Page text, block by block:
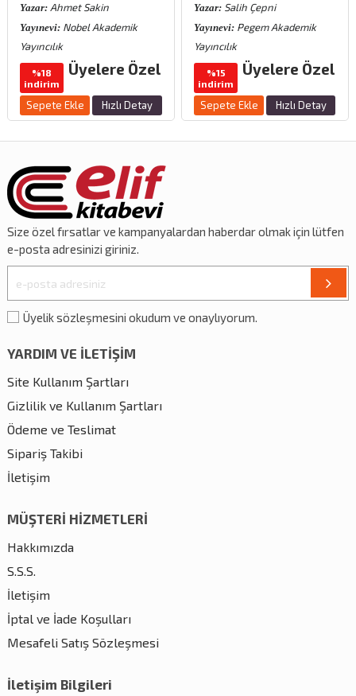
Yazar: Ahmet Sakin
Yayınevi: Nobel Akademik
Yayıncılık
%18
indirim
Üyelere Özel
Sepete Ekle Hızlı Detay
Yazar: Salih Çepni
Yayınevi: Pegem Akademik
Yayıncılık
%15
indirim
Üyelere Özel
Sepete Ekle Hızlı Detay
Size özelfırsatlarve kampanyalardan haberdar olmak için lütfen
e-posta adresinizi giriniz.
Üyelik sözleşmesini okudum ve onaylıyorum.
YARDIM VE İLETİŞİM
Site Kullanım Şartları
Gizlilik ve Kullanım Şartları
Ödeme ve Teslimat
Sipariş Takibi
İletişim
MÜŞTERİ HİZMETLERİ
Hakkımızda
S.S.S.
İletişim
İptal ve İade Koşulları
Mesafeli Satış Sözleşmesi
İletişim Bilgileri